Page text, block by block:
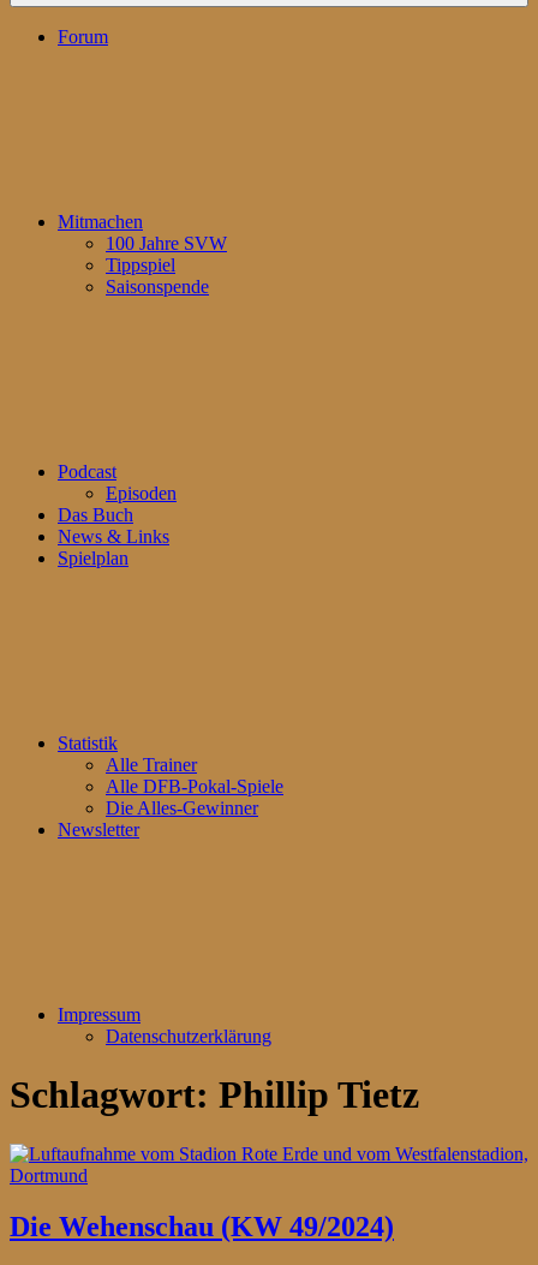
Forum
Mitmachen
100 Jahre SVW
Tippspiel
Saisonspende
Podcast
Episoden
Das Buch
News & Links
Spielplan
Statistik
Alle Trainer
Alle DFB-Pokal-Spiele
Die Alles-Gewinner
Newsletter
Impressum
Datenschutzerklärung
Schlagwort: Phillip Tietz
Die Wehenschau (KW 49/2024)